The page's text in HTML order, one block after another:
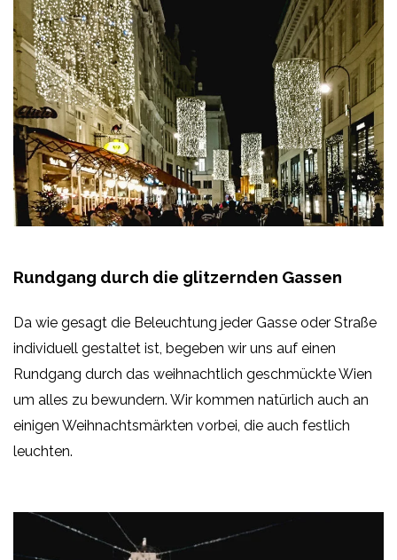
Rundgang durch die glitzernden Gassen
Da wie gesagt die Beleuchtung jeder Gasse oder Straße
individuell gestaltet ist, begeben wir uns auf einen
Rundgang durch das weihnachtlich geschmückte Wien
um alles zu bewundern. Wir kommen natürlich auch an
einigen Weihnachtsmärkten vorbei, die auch festlich
leuchten.